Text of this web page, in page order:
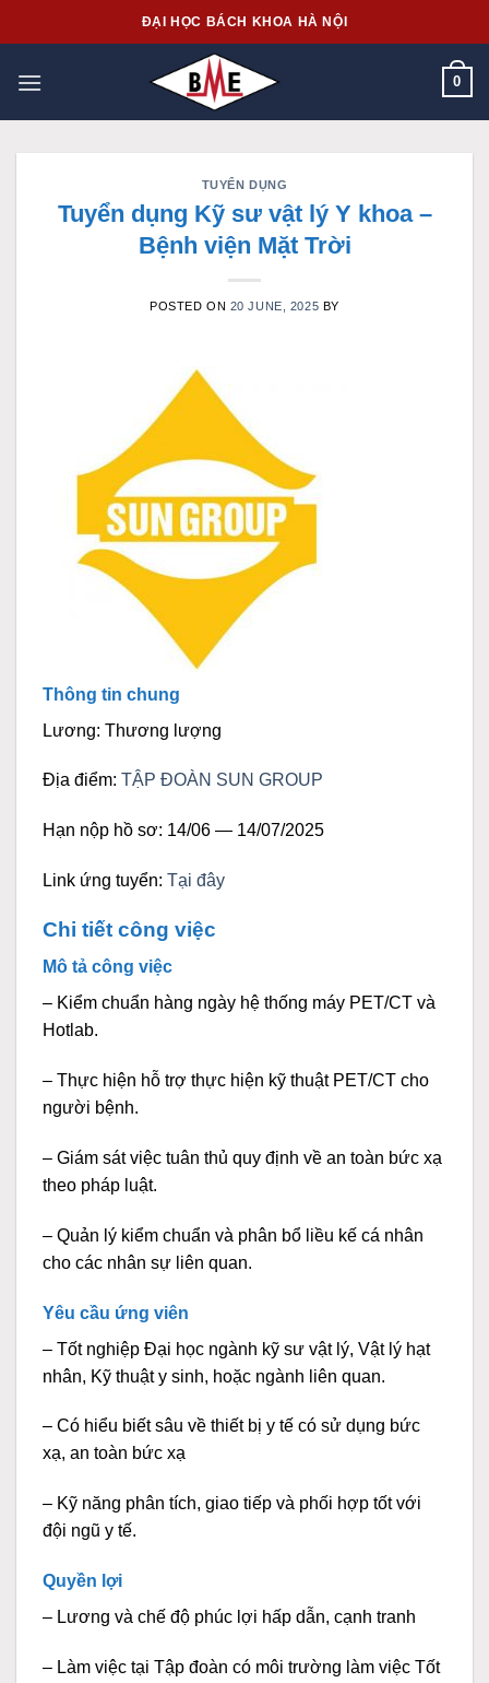
to
ĐẠI HỌC BÁCH KHOA HÀ NỘI
0
TUYỂN DỤNG
Tuyển dụng Kỹ sư vật lý Y khoa –
Bệnh viện Mặt Trời
POSTED ON 20 JUNE, 2025 BY
Thông tin chung
Lương: Thương lượng
Địa điểm: TẬP ĐOÀN SUN GROUP
Hạn nộp hồ sơ: 14/06 — 14/07/2025
Link ứng tuyển: Tại đây
Chi tiết công việc
Mô tả công việc
– Kiểm chuẩn hàng ngày hệ thống máy PET/CT và
Hotlab.
– Thực hiện hỗ trợ thực hiện kỹ thuật PET/CT cho
người bệnh.
– Giám sát việc tuân thủ quy định về an toàn bức xạ
theo pháp luật.
– Quản lý kiểm chuẩn và phân bổ liều kế cá nhân
cho các nhân sự liên quan.
Yêu cầu ứng viên
– Tốt nghiệp Đại học ngành kỹ sư vật lý, Vật lý hạt
nhân, Kỹ thuật y sinh, hoặc ngành liên quan.
– Có hiểu biết sâu về thiết bị y tế có sử dụng bức
xạ, an toàn bức xạ
– Kỹ năng phân tích, giao tiếp và phối hợp tốt với
đội ngũ y tế.
Quyền lợi
– Lương và chế độ phúc lợi hấp dẫn, cạnh tranh
– Làm việc tại Tập đoàn có môi trường làm việc Tốt